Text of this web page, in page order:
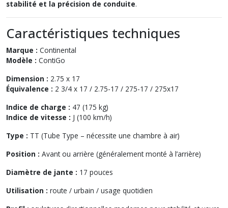
stabilité et la précision de conduite.
Caractéristiques techniques
Marque : Continental
Modèle : ContiGo
Dimension : 2.75 x 17
Équivalence : 2 3/4 x 17 / 2.75-17 / 275-17 / 275x17
Indice de charge : 47 (175 kg)
Indice de vitesse : J (100 km/h)
Type : TT (Tube Type – nécessite une chambre à air)
Position : Avant ou arrière (généralement monté à l’arrière)
Diamètre de jante : 17 pouces
Utilisation : route / urbain / usage quotidien